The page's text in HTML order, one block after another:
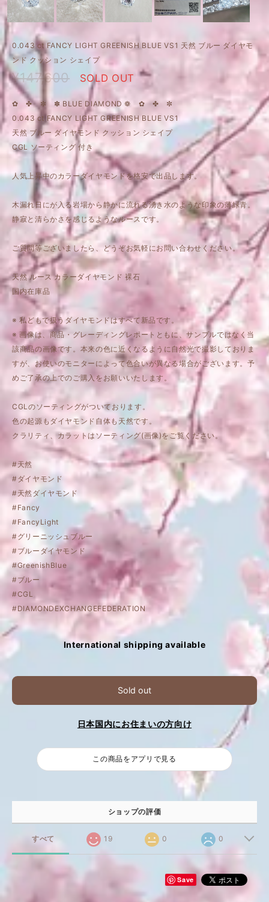
0.043 ct FANCY LIGHT GREENISH BLUE VS1 天然 ブルー ダイヤモ
ンド クッション シェイプ
¥147,600 SOLD OUT
✿ ✤ ✼ ✽ BLUE DIAMOND ❁ ✿ ✤ ✼
0.043 ct FANCY LIGHT GREENISH BLUE VS1
天然 ブルー ダイヤモンド クッション シェイプ
CGL ソーティング 付き
人気上昇中のカラーダイヤモンドを格安で出品します。
木漏れ日にが入る岩場から静かに流れる湧き水のような印象の薄緑青。
静寂と清らかさを感じるようなルースです。
ご質問等ございましたら、どうぞお気軽にお問い合わせください。
天然 ルース カラーダイヤモンド 裸石
国内在庫品
※ 私どもで扱うダイヤモンドはすべて新品です。
※ 画像は、商品・グレーディングレポートともに、サンプルではなく当
該商品の画像です。本来の色に近くなるように自然光で撮影しておりま
すが、お使いのモニターによって色合いが異なる場合がございます。予
めご了承の上でのご購入をお願いいたします。
CGLのソーティングがついております。
色の起源もダイヤモンド自体も天然です。
クラリティ、カラットはソーティング(画像)をご覧ください。
#天然
#ダイヤモンド
#天然ダイヤモンド
#Fancy
#FancyLight
#グリーニッシュブルー
#ブルーダイヤモンド
#GreenishBlue
#ブルー
#CGL
#DIAMONDEXCHANGEFEDERATION
International shipping available
Sold out
日本国内にお住まいの方向け
この商品をアプリで見る
ショップの評価
すべて 19 0 0
Save